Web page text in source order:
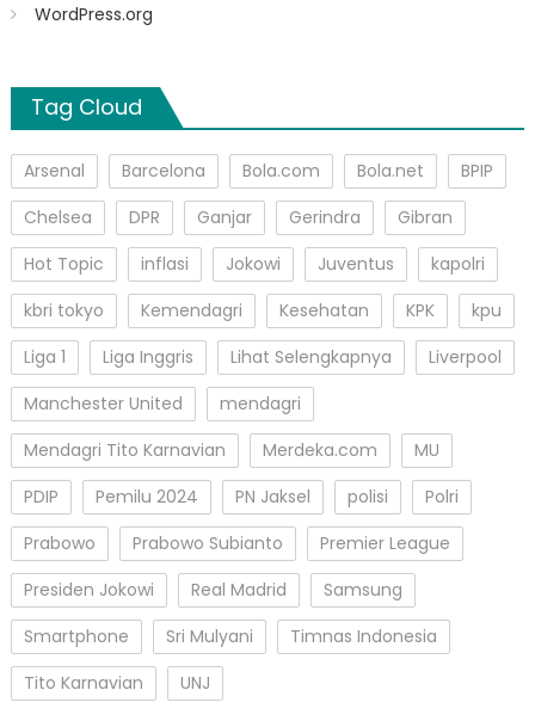
WordPress.org
Tag Cloud
Arsenal Barcelona Bola.com Bola.net
BPIP
Chelsea
DPR Ganjar Gerindra
Gibran
Hot Topic
inflasi Jokowi Juventus
kapolri
kbri tokyo
Kemendagri Kesehatan KPK
kpu
Liga 1
Liga Inggris Lihat Selengkapnya
Liverpool
Manchester United
mendagri
Mendagri Tito Karnavian
Merdeka.com
MU
PDIP
Pemilu 2024 PN Jaksel polisi
Polri
Prabowo
Prabowo Subianto
Premier League
Presiden Jokowi
Real Madrid
Samsung
Smartphone
Sri Mulyani
Timnas Indonesia
Tito Karnavian
UNJ